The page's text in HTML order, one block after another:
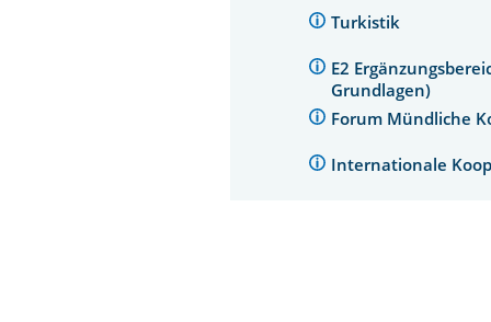
Turkistik
E2
Grundlagen)
Forum Mündliche
Internationale